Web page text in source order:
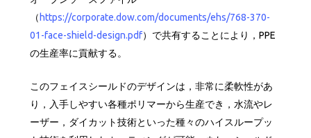
（ https://corporate.dow.com/documents/ehs/768-370-
01-face-shield-design.pdf）で共有することにより，PPE
の生産率に貢献する。
このフェイスシールドのデザインは，非常に柔軟性があ
り，入手しやすい各種ポリマーから生産でき，水流やレ
ーザー，ダイカット技術といった種々のハイスループッ